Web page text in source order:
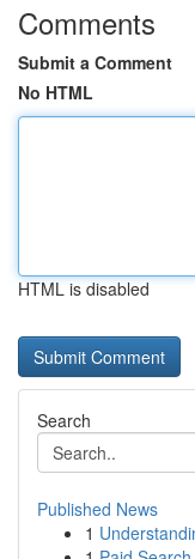
Comments
Submit a Comment
No HTML
HTML is disabled
Search
Published News
1